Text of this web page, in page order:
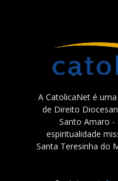
A CatolicaNet é
de Direito
Santo Amaro -
espiritualidade
Santa Teresinha do